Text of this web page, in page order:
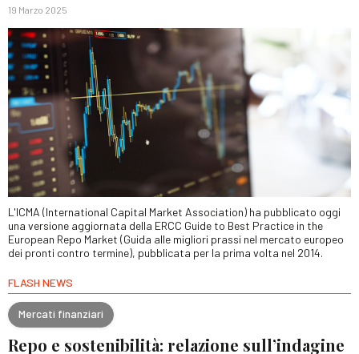
19 Marzo 2025
L'ICMA (International Capital Market Association) ha pubblicato oggi
una versione aggiornata della ERCC Guide to Best Practice in the
European Repo Market (Guida alle migliori prassi nel mercato europeo
dei pronti contro termine), pubblicata per la prima volta nel 2014.
FLASH NEWS
Mercati finanziari
Repo e sostenibilità: relazione sull’indagine